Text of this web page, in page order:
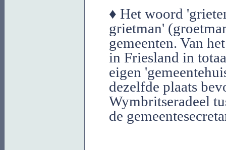
♦ Het woord
grietman'
gemeenten. Van
in Friesland in
eigen
dezelfde plaats
Wymbritseradeel
de